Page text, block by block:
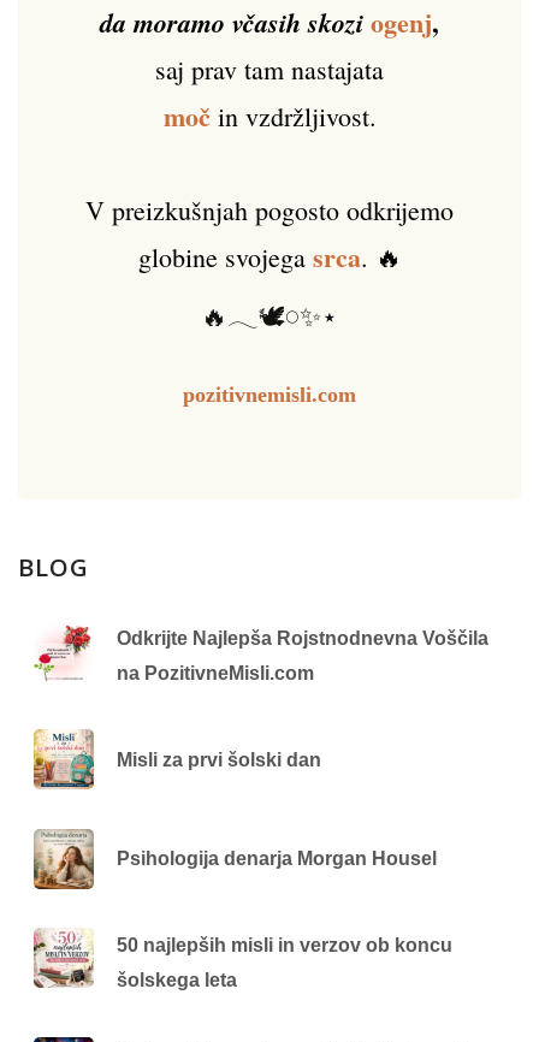
da moramo včasih skoziogenj,
saj prav tam nastajata
močin vzdržljivost.
V preizkušnjah pogosto odkrijemo
globine svojega srca. 🔥
🔥𓂃🕊️𓏸✨⋆
pozitivnemisli.com
BLOG
Odkrijte Najlepša Rojstnodnevna Voščila
na PozitivneMisli.com
Misli za prvi šolski dan
Psihologija denarja Morgan Housel
50 najlepših misli in verzov ob koncu
šolskega leta